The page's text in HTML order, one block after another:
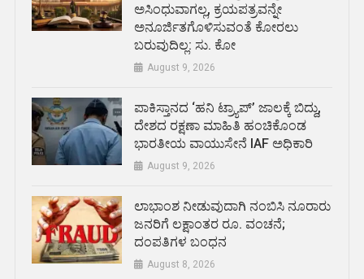
ಅಸಿಂಧುವಾಗಲ್ಲ, ಕ್ರಯಪತ್ರವನ್ನೇ
ಅನೂರ್ಜಿತಗೊಳಿಸುವಂತೆ ಕೋರಲು
ಬರುವುದಿಲ್ಲ: ಸು. ಕೋ
August 9, 2026
ಪಾಕಿಸ್ತಾನದ ‘ಹನಿ ಟ್ರ್ಯಾಪ್’ ಜಾಲಕ್ಕೆ ಬಿದ್ದು,
ದೇಶದ ರಕ್ಷಣಾ ಮಾಹಿತಿ ಹಂಚಿಕೊಂಡ
ಭಾರತೀಯ ವಾಯುಸೇನೆ IAF ಅಧಿಕಾರಿ
August 9, 2026
ಲಾಭಾಂಶ ನೀಡುವುದಾಗಿ ನಂಬಿಸಿ ನೂರಾರು
ಜನರಿಗೆ ಲಕ್ಷಾಂತರ ರೂ. ವಂಚನೆ;
ದಂಪತಿಗಳ ಬಂಧನ
August 8, 2026